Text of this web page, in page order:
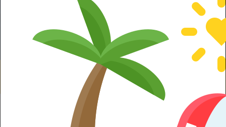
Menu
Oceľové disky ALU kola
Dodáváme aj na Slovensko! Platcom